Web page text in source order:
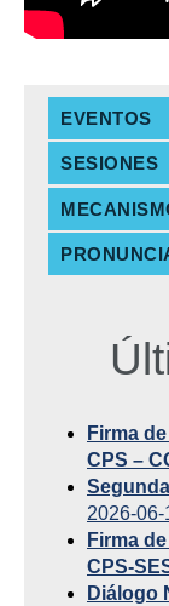
EVENTOS
SESIONES
Firma
CPS –
2026-06-
Firma
CPS-
Diálogo